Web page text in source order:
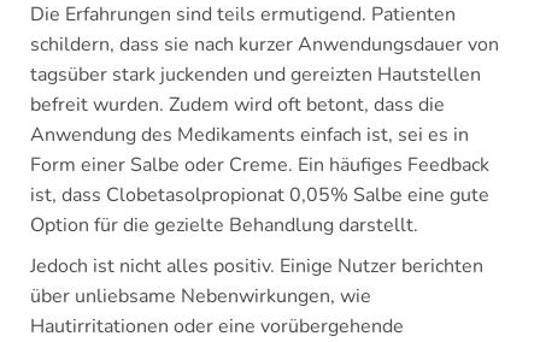
Die Erfahrungen sind teils ermutigend. Patienten
schildern, dass sie nach kurzer Anwendungsdauer von
tagsüber stark juckenden und gereizten Hautstellen
befreit wurden. Zudem wird oft betont, dass die
Anwendung des Medikaments einfach ist, sei es in
Form einer Salbe oder Creme. Ein häufiges Feedback
ist, dass Clobetasolpropionat 0,05% Salbe eine gute
Option für die gezielte Behandlung darstellt.
Jedoch ist nicht alles positiv. Einige Nutzer berichten
über unliebsame Nebenwirkungen, wie
Hautirritationen oder eine vorübergehende